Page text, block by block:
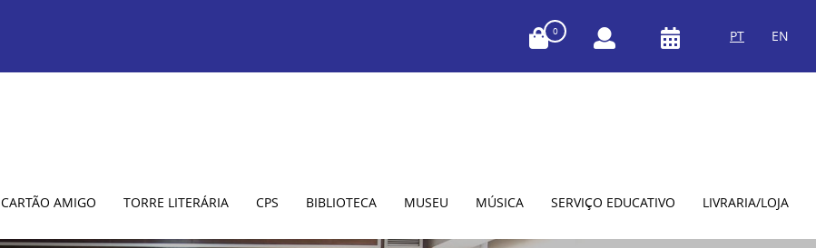
PT EN
0
CARTÃO AMIGO TORRE LITERÁRIA CPS BIBLIOTECA MUSEU MÚSICA SERVIÇO EDUCATIVO LIVRARIA/LOJA